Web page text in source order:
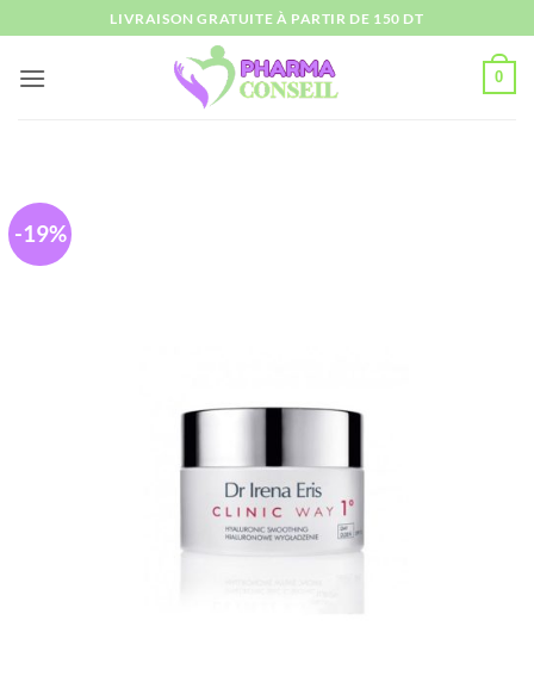
au
contenu
LIVRAISON GRATUITE À PARTIR DE 150 DT
0
-19%